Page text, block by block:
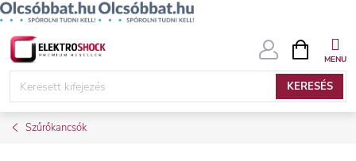
Ugrás
KERESÉS
KOSÁR
Szűrőkancsók